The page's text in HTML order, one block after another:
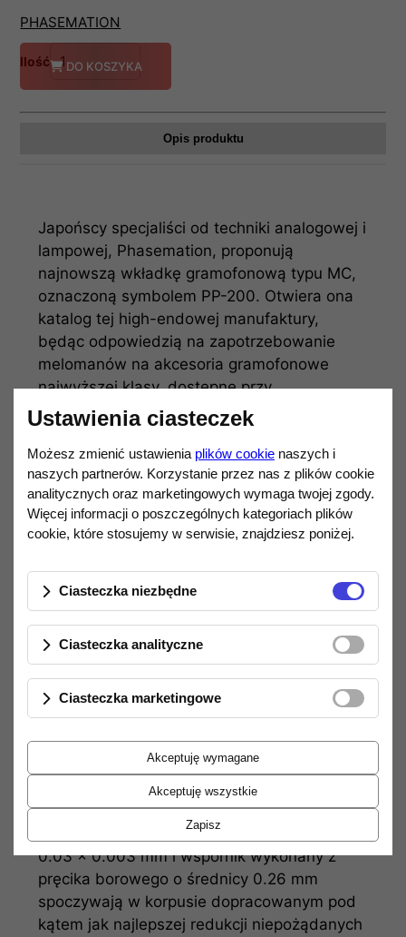
PHASEMATION
Ilość DO KOSZYKA
Opis produktu
Japońscy specjaliści od techniki analogowej i
lampowej, Phasemation, proponują
najnowszą wkładkę gramofonową typu MC,
oznaczoną symbolem PP-200. Otwiera ona
katalog tej high-endowej manufaktury,
będąc odpowiedzią na zapotrzebowanie
melomanów na akcesoria gramofonowe
najwyższej klasy, dostępne przy
ograniczonym budżecie. PP-200 ma bowiem
znanych z topowych modeli Phasemation:
realistycznego odwzorowania zjawisk
przestrzennych, precyzyjnej lokalizacji
pozornych źródeł dźwięku, no i oczywiście
jak najwięcej bezkompromisowej
naturalności brzmienia. PP-200 celuje więc
w tytuł mistrza kategorii przystępnych
cenowo wkładek MC z najwyższej półki.
W PP-200 zastosowano układ silnych
magnesów neodymowych, odpowiadających
za dużą czułość odczytu i odpowiednio
wysoki poziom sygnału wyjściowego. Cewka
drgająca jest wykonana z miedzi
beztlenowej o czystości 6N, a pozostałe
elementy układu magnetycznego są z
czystego żelaza. Diamentowa końcówka igły
typu mikro-krawędziowego o krzywiźnie
0.03 x 0.003 mm i wspornik wykonany z
pręcika borowego o średnicy 0.26 mm
spoczywają w korpusie dopracowanym pod
kątem jak najlepszej redukcji niepożądanych
Ustawienia ciasteczek
Możesz zmienić ustawienia plików cookie naszych i
naszych partnerów. Korzystanie przez nas z plików cookie
analitycznych oraz marketingowych wymaga twojej zgody.
Więcej informacji o poszczególnych kategoriach plików
cookie, które stosujemy w serwisie, znajdziesz poniżej.
Ciasteczka niezbędne
Ciasteczka analityczne
Ciasteczka marketingowe
Akceptuję wymagane
Akceptuję wszystkie
Zapisz